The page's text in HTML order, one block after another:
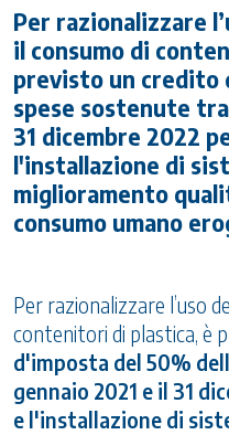
Per razionalizzare
il consumo di
previsto un credito
spese sostenute
31 dicembre 2022
l'installazione di
miglioramento
consumo umano
Per razionalizzare l’uso
contenitori di plastica, è
d'imposta del 50%
gennaio 2021 e il 31
e l'installazione di